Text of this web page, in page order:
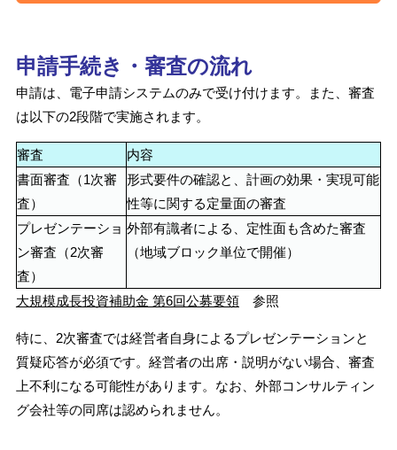
申請手続き・審査の流れ
申請は、電子申請システムのみで受け付けます。また、審査
は以下の2段階で実施されます。
審査
内容
書面審査（1次審
査）
形式要件の確認と、計画の効果・実現可能
性等に関する定量面の審査
プレゼンテーショ
ン審査（2次審
査）
外部有識者による、定性面も含めた審査
（地域ブロック単位で開催）
大規模成長投資補助金 第6回公募要領参照
特に、2次審査では経営者自身によるプレゼンテーションと
質疑応答が必須です。経営者の出席・説明がない場合、審査
上不利になる可能性があります。なお、外部コンサルティン
グ会社等の同席は認められません。